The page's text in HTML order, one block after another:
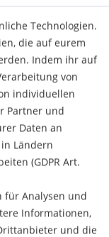
Technologien.
die auf eurem
Indem ihr auf
von
individuellen
Partner und
Daten an
Ländern
(GDPR Art.
für Analysen und
Informationen,
und die